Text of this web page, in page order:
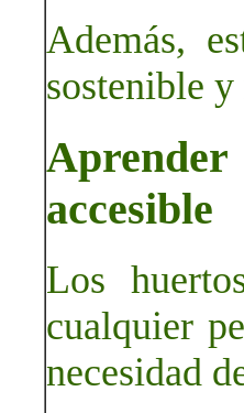
Además,
sostenible
accesible
Los
cualquier
necesidad